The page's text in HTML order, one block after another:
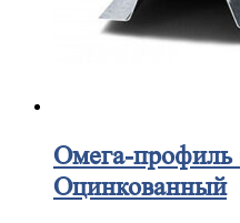
Омега-профиль
Оцинкованный